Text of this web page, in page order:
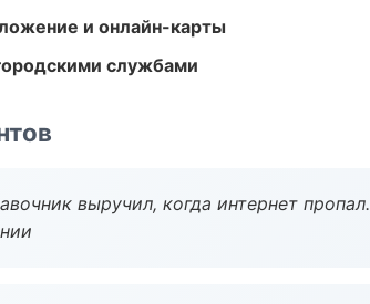
и онлайн-карты
службами
выручил, когда интернет пропал.